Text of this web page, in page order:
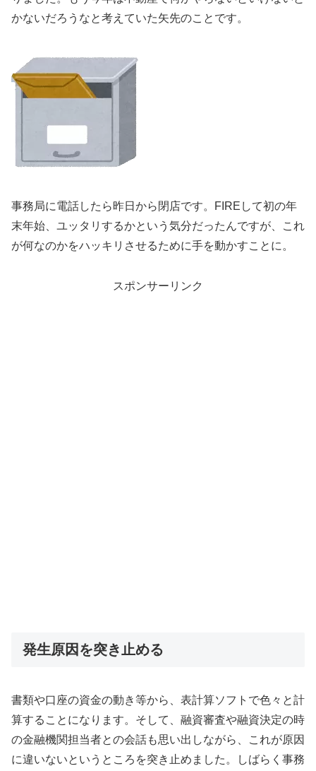
かないだろうなと考えていた矢先のことです。
事務局に電話したら昨日から閉店です。FIREして初の年
末年始、ユッタリするかという気分だったんですが、これ
が何なのかをハッキリさせるために手を動かすことに。
スポンサーリンク
発生原因を突き止める
書類や口座の資金の動き等から、表計算ソフトで色々と計
算することになります。そして、融資審査や融資決定の時
の金融機関担当者との会話も思い出しながら、これが原因
に違いないというところを突き止めました。しばらく事務